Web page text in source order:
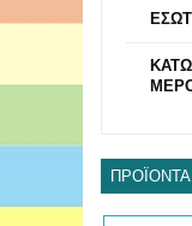
ΚΑΤΩ
ΠΡΟΪΌΝΤΑ